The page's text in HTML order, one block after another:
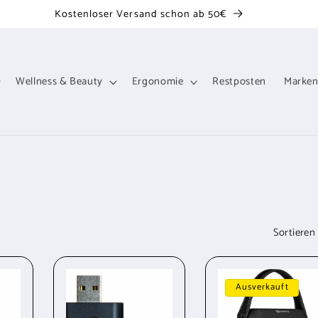
Kostenloser Versand schon ab 50€
Wellness & Beauty Ergonomie Restposten Marken
Sortieren
Ausverkauft